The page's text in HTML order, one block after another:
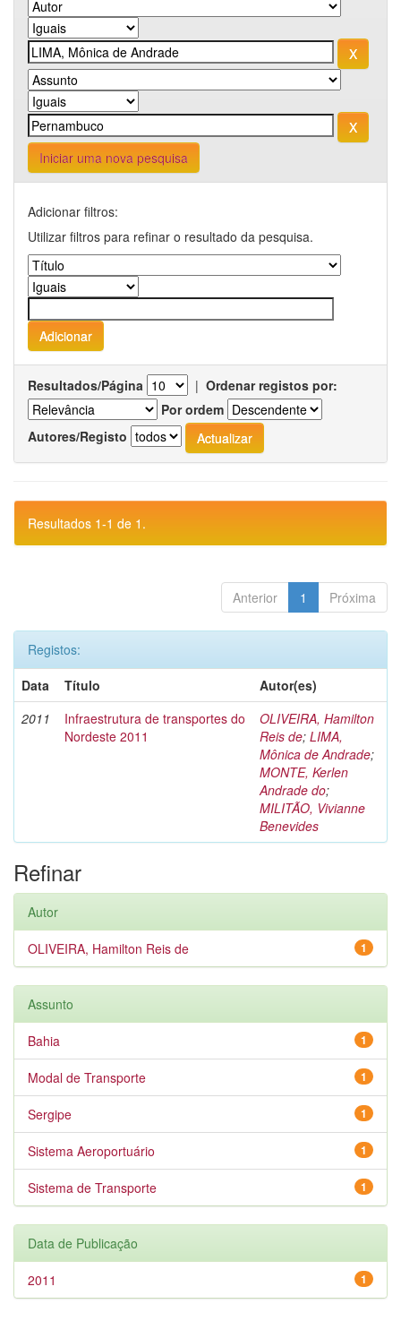
Iniciar uma nova pesquisa
Adicionar filtros:
Utilizar filtros para refinar o resultado da pesquisa.
Resultados/Página | Ordenar registos por:
Por ordem
Autores/Registo
Resultados 1-1 de 1.
Anterior 1 Próxima
Registos:
Data
Título
Autor(es)
2011
Infraestrutura de transportes do
Nordeste 2011
OLIVEIRA, Hamilton
Reis de; LIMA,
Mônica de Andrade;
MONTE, Kerlen
Andrade do;
MILITÃO, Vivianne
Benevides
Refinar
Autor
1
OLIVEIRA, Hamilton Reis de
Assunto
1
Bahia
1
Modal de Transporte
1
Sergipe
1
Sistema Aeroportuário
1
Sistema de Transporte
Data de Publicação
1
2011